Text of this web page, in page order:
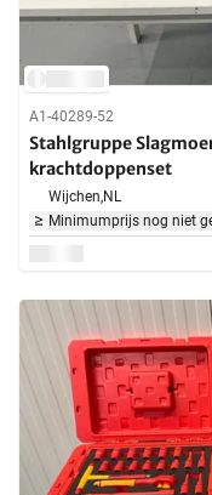
A1-40289-52
Stahlgruppe
krachtdoppenset
Wijchen,NL
Minimumprijs nog niet